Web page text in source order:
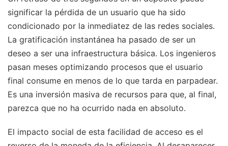
significar la pérdida de un usuario que ha sido
condicionado por la inmediatez de las redes sociales.
La gratificación instantánea ha pasado de ser un
deseo a ser una infraestructura básica. Los ingenieros
pasan meses optimizando procesos que el usuario
final consume en menos de lo que tarda en parpadear.
Es una inversión masiva de recursos para que, al final,
parezca que no ha ocurrido nada en absoluto.
El impacto social de esta facilidad de acceso es el